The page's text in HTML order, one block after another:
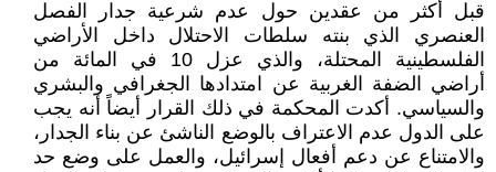
قبل أكثر من عقدين حول عدم شرعية جدار الفصل
العنصري الذي بنته سلطات الاحتلال داخل الأراضي
الفلسطينية المحتلة، والذي عزل 10 في المائة من
أراضي الضفة الغربية عن امتدادها الجغرافي والبشري
والسياسي. أكدت المحكمة في ذلك القرار أيضاً أنه يجب
على الدول عدم الاعتراف بالوضع الناشئ عن بناء الجدار،
والامتناع عن دعم أفعال إسرائيل، والعمل على وضع حد